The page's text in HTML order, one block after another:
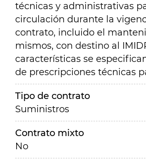
técnicas y administrativas
circulación durante la
contrato, incluido el
mismos, con destino al
características se
de prescripciones técnicas
Tipo de contrato
Suministros
Contrato mixto
No